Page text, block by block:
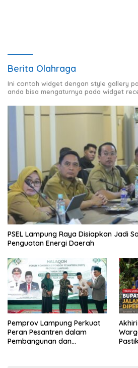
Berita Olahraga
Ini contoh widget dengan style gallery
anda bisa mengaturnya pada widget
PSEL Lampung Raya Disiapkan Jadi
Penguatan Energi Daerah
Pemprov Lampung Perkuat
Peran Pesantren dalam
Pembangunan dan